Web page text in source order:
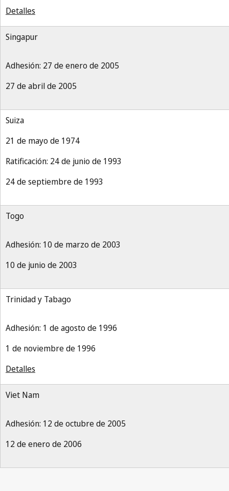
Detalles
Singapur
Adhesión: 27 de enero de 2005
27 de abril de 2005
Suiza
21 de mayo de 1974
Ratificación: 24 de junio de 1993
24 de septiembre de 1993
Togo
Adhesión: 10 de marzo de 2003
10 de junio de 2003
Trinidad y Tabago
Adhesión: 1 de agosto de 1996
1 de noviembre de 1996
Detalles
Viet Nam
Adhesión: 12 de octubre de 2005
12 de enero de 2006